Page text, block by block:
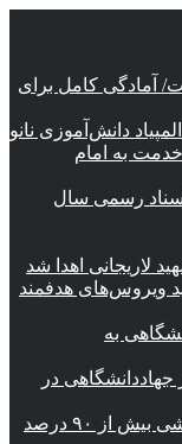
آمادگی کامل برای
دانش‌آموزی نانو
به امام
اسناد رسمی سال
لاریجانی اهدا شد
ویروس‌های هدفمند
به
در
از ۹۰ درصد